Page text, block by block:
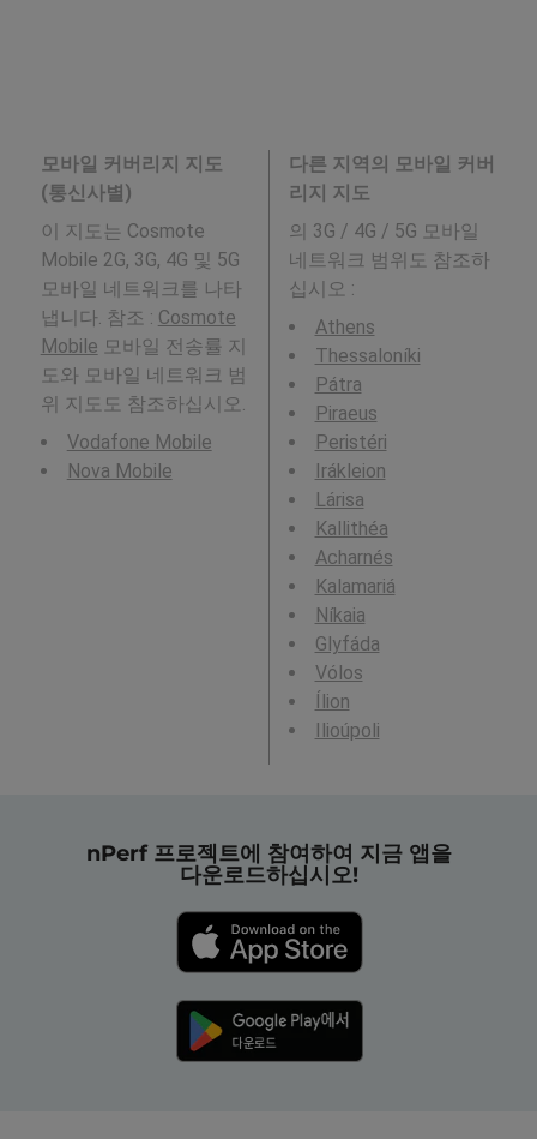
모바일 커버리지 지도
(통신사별)
이 지도는 Cosmote
Mobile 2G, 3G, 4G 및 5G
모바일 네트워크를 나타
냅니다. 참조 : Cosmote
Mobile 모바일 전송률 지
도와 모바일 네트워크 범
위 지도도 참조하십시오.
Vodafone Mobile
Nova Mobile
다른 지역의 모바일 커버
리지 지도
의 3G / 4G / 5G 모바일
네트워크 범위도 참조하
십시오 :
Athens
Thessaloníki
Pátra
Piraeus
Peristéri
Irákleion
Lárisa
Kallithéa
Acharnés
Kalamariá
Níkaia
Glyfáda
Vólos
Ílion
Ilioúpoli
nPerf 프로젝트에 참여하여 지금 앱을
다운로드하십시오!